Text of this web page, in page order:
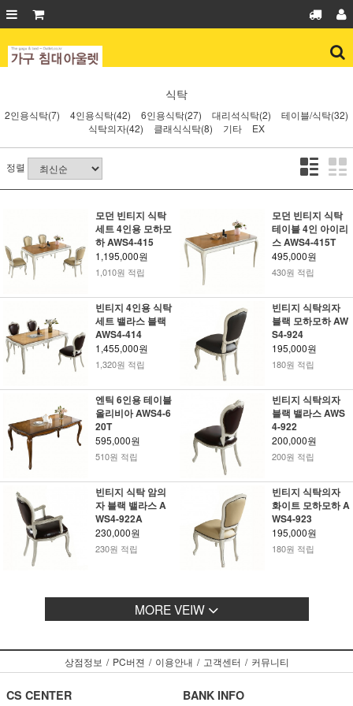
식탁
2인용식탁(7) 4인용식탁(42) 6인용식탁(27) 대리석식탁(2)
테이블/식탁(32)
식탁의자(42)
클래식식탁(8) 기타 EX
정렬
모던 빈티지 식탁
세트 4인용 모하모
하 AWS4-415
1,195,000원
1,010원 적립
모던 빈티지 식탁
테이블 4인 아이리
스 AWS4-415T
495,000원
430원 적립
빈티지 4인용 식탁
세트 밸라스 블랙
AWS4-414
1,455,000원
1,320원 적립
빈티지 식탁의자
블랙 모하모하 AW
S4-924
195,000원
180원 적립
엔틱 6인용 테이블
올리비아 AWS4-6
20T
595,000원
510원 적립
빈티지 식탁의자
블랙 밸라스 AWS
4-922
200,000원
200원 적립
빈티지 식탁 암의
자 블랙 밸라스 A
WS4-922A
230,000원
230원 적립
빈티지 식탁의자
화이트 모하모하 A
WS4-923
195,000원
180원 적립
MORE VEIW
상점정보 / PC버젼 / 이용안내 / 고객센터 / 커뮤니티
CS CENTER
BANK INFO